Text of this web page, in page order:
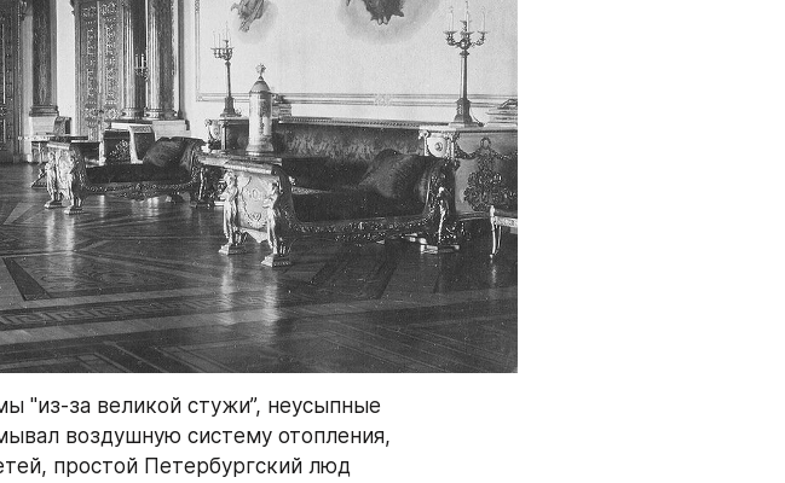
"из-за великой стужи”, неусыпные
воздушную систему отопления,
простой Петербургский люд